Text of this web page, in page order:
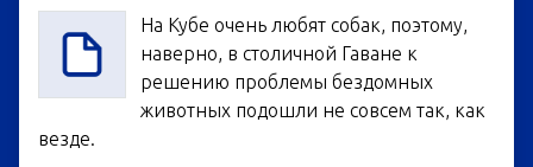
На Кубе очень любят собак, поэтому,
наверно, в столичной Гаване к
решению проблемы бездомных
животных подошли не совсем так, как
везде.